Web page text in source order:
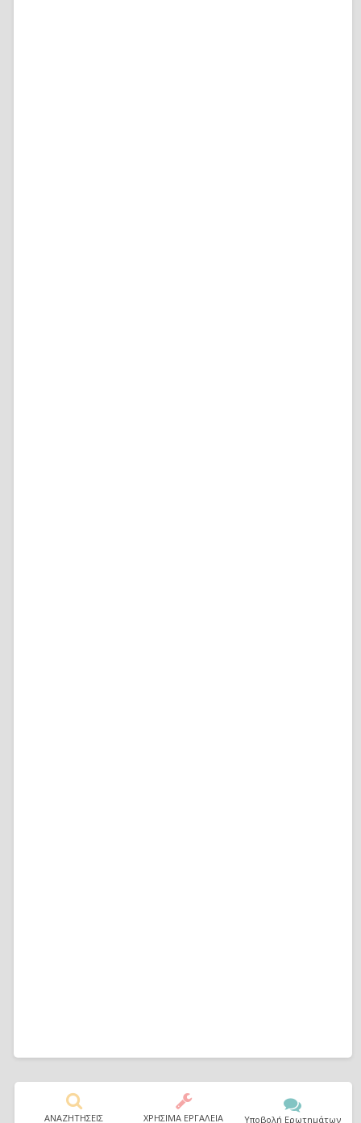
ΑΝΑΖΗΤΗΣΕΙΣ ΧΡΗΣΙΜΑ ΕΡΓΑΛΕΙΑ Υποβολή Ερωτημάτων